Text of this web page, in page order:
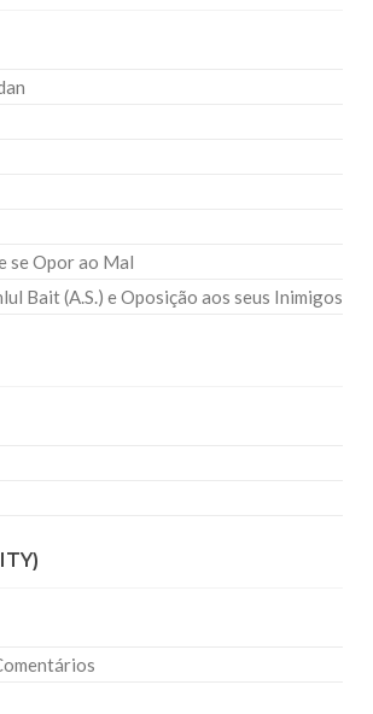
se Opor ao Mal
Bait (A.S.) e Oposição aos seus Inimigos